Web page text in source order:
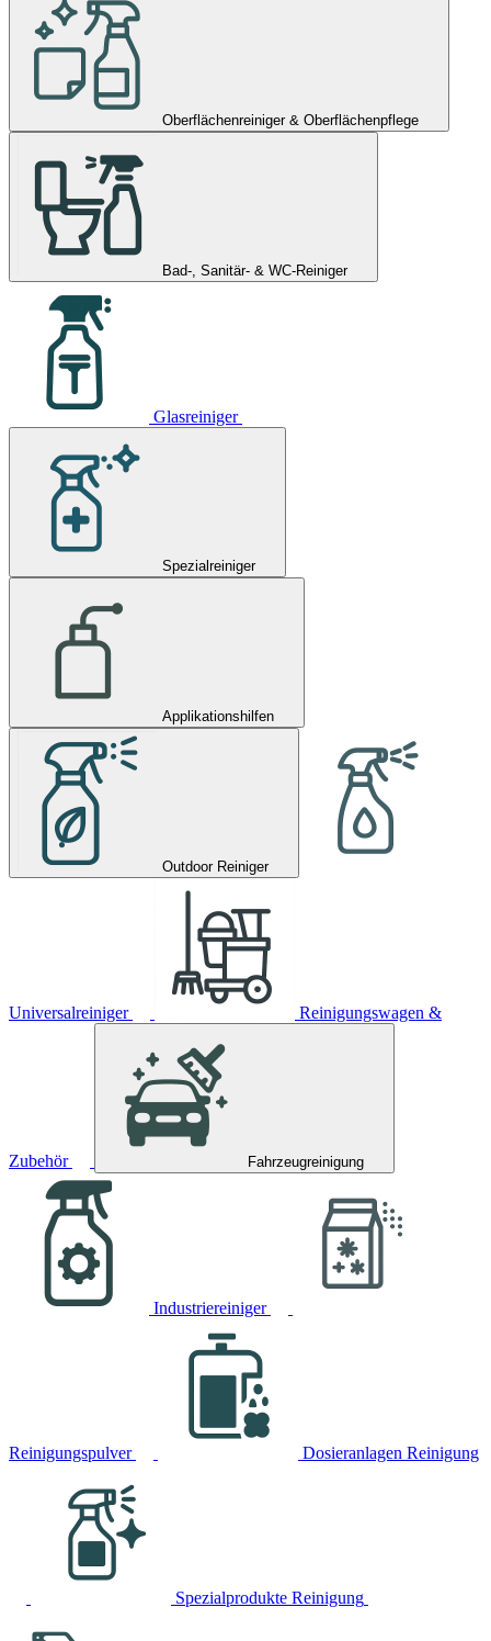
Oberflächenreiniger & Oberflächenpflege
Bad-, Sanitär- & WC-Reiniger
Glasreiniger
Spezialreiniger
Applikationshilfen
Outdoor Reiniger
Universalreiniger Reinigungswagen &
Zubehör Fahrzeugreinigung
Industriereiniger
Reinigungspulver Dosieranlagen Reinigung
Spezialprodukte Reinigung